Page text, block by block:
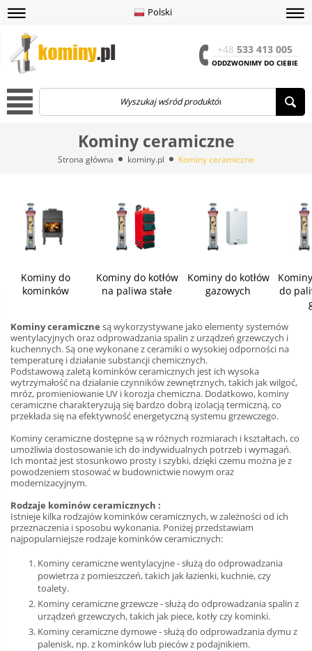
Polski
+48 533 413 005
ODDZWONIMY DO CIEBIE
menu
Kominy ceramiczne
Strona główna kominy.pl Kominy ceramiczne
Kominy do
kominków
Kominy do kotłów
na paliwa stałe
Kominy do kotłów
gazowych
do
Kominy ceramiczne są wykorzystywane jako elementy systemów
wentylacyjnych oraz odprowadzania spalin z urządzeń grzewczych i
kuchennych. Są one wykonane z ceramiki o wysokiej odporności na
temperaturę i działanie substancji chemicznych.
Podstawową zaletą kominków ceramicznych jest ich wysoka
wytrzymałość na działanie czynników zewnętrznych, takich jak wilgoć,
mróz, promieniowanie UV i korozja chemiczna. Dodatkowo, kominy
ceramiczne charakteryzują się bardzo dobrą izolacją termiczną, co
przekłada się na efektywność energetyczną systemu grzewczego.
Kominy ceramiczne dostępne są w różnych rozmiarach i kształtach, co
umożliwia dostosowanie ich do indywidualnych potrzeb i wymagań.
Ich montaż jest stosunkowo prosty i szybki, dzięki czemu można je z
powodzeniem stosować w budownictwie nowym oraz
modernizacyjnym.
Rodzaje kominów ceramicznych :
Istnieje kilka rodzajów kominków ceramicznych, w zależności od ich
przeznaczenia i sposobu wykonania. Poniżej przedstawiam
najpopularniejsze rodzaje kominków ceramicznych:
Kominy ceramiczne wentylacyjne - służą do odprowadzania
powietrza z pomieszczeń, takich jak łazienki, kuchnie, czy
toalety.
Kominy ceramiczne grzewcze - służą do odprowadzania spalin z
urządzeń grzewczych, takich jak piece, kotły czy kominki.
Kominy ceramiczne dymowe - służą do odprowadzania dymu z
palenisk, np. z kominków lub pieców z podajnikiem.
menu
menu